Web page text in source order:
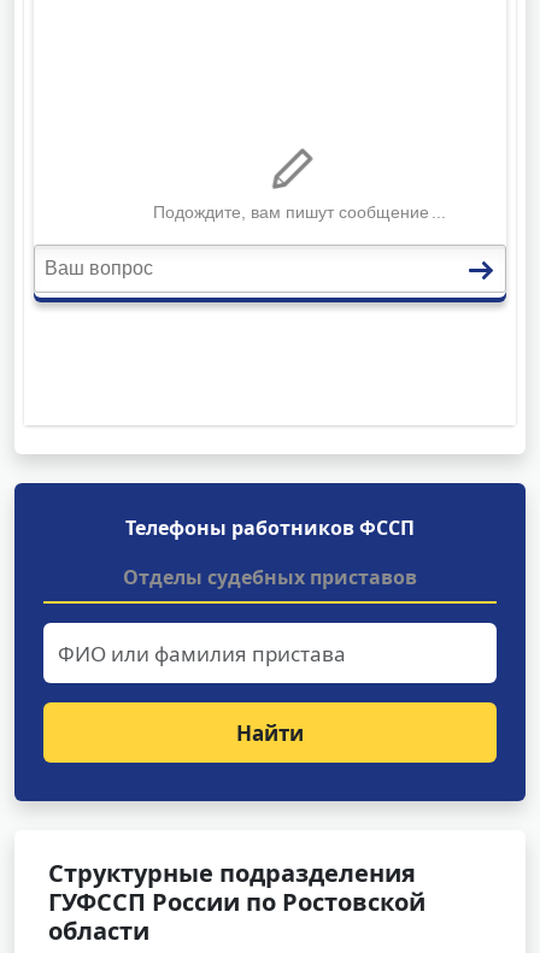
Телефоны работников ФССП
Отделы судебных приставов
Найти
Структурные подразделения
ГУФССП России по Ростовской
области